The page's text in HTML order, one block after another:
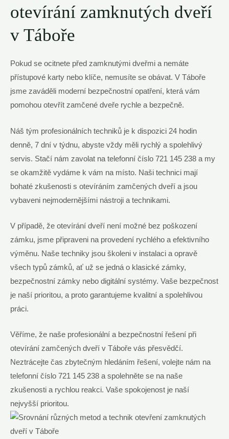
otevírání zamknutých dveří
v Táboře
Pokud ⁣se ⁣ocitnete před zamknutými dveřmi a nemáte
přístupové karty nebo klíče, ⁣nemusíte se obávat. V Táboře
jsme zaváděli moderní bezpečnostní opatření, která vám
pomohou otevřít zamčené dveře rychle‌ a bezpečně.
Náš⁢ tým⁣ profesionálních techniků je k dispozici 24 hodin
denně, 7 dní ⁣v týdnu, abyste vždy měli rychlý a spolehlivý
servis. Stačí nám zavolat ⁤na telefonní číslo ⁢721 145 238 a my
se okamžitě vydáme⁢ k vám na místo. Naši technici mají
bohaté zkušenosti ‍s‍ otevíráním zamčených dveří a jsou
vybaveni nejmodernějšími nástroji a technikami.
V případě, že otevírání dveří není možné bez poškození
zámku, ⁣jsme připraveni na provedení rychlého a efektivního
výměnu. Naše ⁣techniky jsou školeni v⁢ instalaci a opravě
všech⁢ typů zámků, ať‌ už se ⁣jedná o klasické zámky,
bezpečnostní zámky ​nebo digitální systémy. Vaše ​bezpečnost
je naší prioritou, a proto garantujeme kvalitní a spolehlivou
práci.
Věříme, že naše profesionální a bezpečnostní⁣ řešení při‌
otevírání zamčených dveří v Táboře vás ​přesvědčí.
Neztrácejte ⁢čas zbytečným hledáním řešení, volejte nám⁢ na
telefonní ‍číslo 721 145 238 a spolehněte se na‍ naše
zkušenosti a rychlou reakci.‍ Vaše spokojenost ⁤je naší
nejvyšší ⁣prioritou.